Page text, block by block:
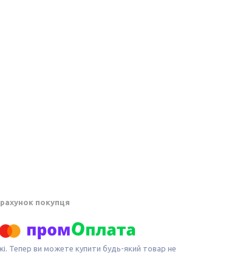
покупця
Тепер ви можете купити будь-який товар не